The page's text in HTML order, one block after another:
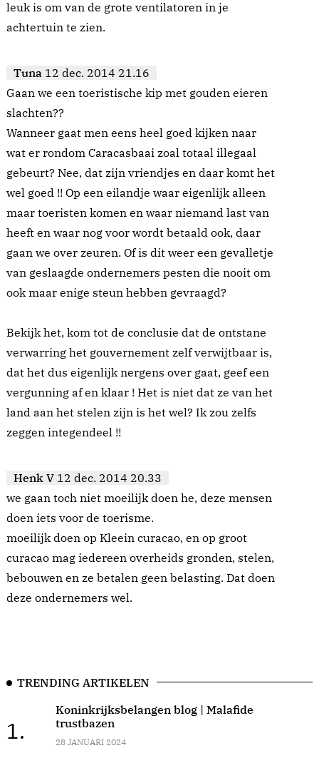
leuk is om van de grote ventilatoren in je
achtertuin te zien.
Tuna 12 dec. 2014 21.16
Gaan we een toeristische kip met gouden eieren
slachten??
Wanneer gaat men eens heel goed kijken naar
wat er rondom Caracasbaai zoal totaal illegaal
gebeurt? Nee, dat zijn vriendjes en daar komt het
wel goed !! Op een eilandje waar eigenlijk alleen
maar toeristen komen en waar niemand last van
heeft en waar nog voor wordt betaald ook, daar
gaan we over zeuren. Of is dit weer een gevalletje
van geslaagde ondernemers pesten die nooit om
ook maar enige steun hebben gevraagd?
Bekijk het, kom tot de conclusie dat de ontstane
verwarring het gouvernement zelf verwijtbaar is,
dat het dus eigenlijk nergens over gaat, geef een
vergunning af en klaar ! Het is niet dat ze van het
land aan het stelen zijn is het wel? Ik zou zelfs
zeggen integendeel !!
Henk V 12 dec. 2014 20.33
we gaan toch niet moeilijk doen he, deze mensen
doen iets voor de toerisme.
moeilijk doen op Kleein curacao, en op groot
curacao mag iedereen overheids gronden, stelen,
bebouwen en ze betalen geen belasting. Dat doen
deze ondernemers wel.
TRENDING ARTIKELEN
1.
Koninkrijksbelangen blog | Malafide
trustbazen
28 JANUARI 2024